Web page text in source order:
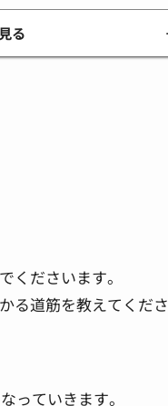
る
ださいます。
る道筋を教えてくだ
っていきます。